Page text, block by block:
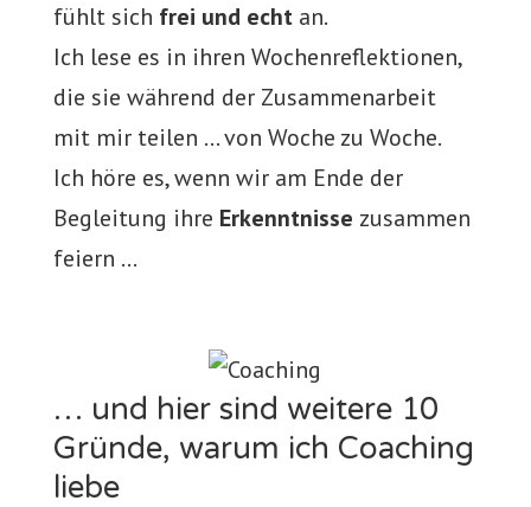
fühlt sich frei und echtan.
Ich lese es in ihren Wochenreflektionen,
die sie während der Zusammenarbeit
mit mir teilen … von Woche zu Woche.
Ich höre es, wenn wir am Ende der
Begleitung ihre Erkenntnisse zusammen
feiern …
… und hier sind weitere 10
Gründe, warum ich Coaching
liebe